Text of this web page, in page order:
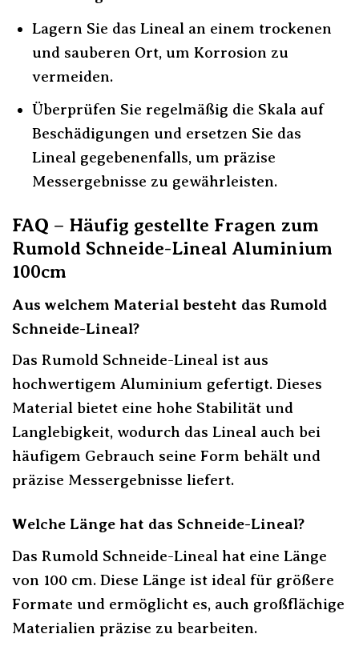
Lagern Sie das Lineal an einem trockenen
und sauberen Ort, um Korrosion zu
vermeiden.
Überprüfen Sie regelmäßig die Skala auf
Beschädigungen und ersetzen Sie das
Lineal gegebenenfalls, um präzise
Messergebnisse zu gewährleisten.
FAQ – Häufig gestellte Fragen zum
Rumold Schneide-Lineal Aluminium
100cm
Aus welchem Material besteht das Rumold
Schneide-Lineal?
Das Rumold Schneide-Lineal ist aus
hochwertigem Aluminium gefertigt. Dieses
Material bietet eine hohe Stabilität und
Langlebigkeit, wodurch das Lineal auch bei
häufigem Gebrauch seine Form behält und
präzise Messergebnisse liefert.
Welche Länge hat das Schneide-Lineal?
Das Rumold Schneide-Lineal hat eine Länge
von 100 cm. Diese Länge ist ideal für größere
Formate und ermöglicht es, auch großflächige
Materialien präzise zu bearbeiten.